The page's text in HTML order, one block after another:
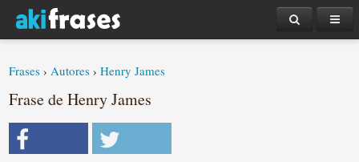
Frases ›Autores ›Henry James
Frase de Henry James